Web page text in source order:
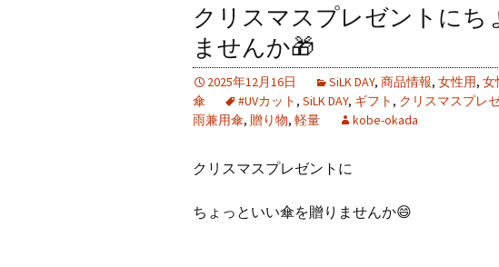
クリスマスプレゼントにち
ませんか🎁
2025年12月16日 SiLK DAY, 商品情報, 女性用, 女
傘
#UVカット , SiLK DAY, ギフト , クリスマスプレ
雨兼用傘, 贈り物, 軽量 kobe-okada
クリスマスプレゼントに
ちょっといい傘を贈りませんか😄